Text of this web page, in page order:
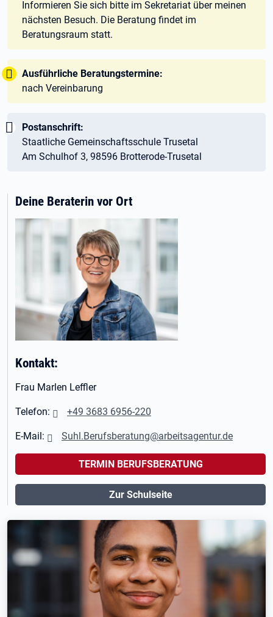
Informieren Sie sich bitte im Sekretariat über meinen
nächsten Besuch. Die Beratung findet im
Beratungsraum statt.
Tipp:
Ausführliche Beratungstermine:
nach Vereinbarung
Wichtig:
Postanschrift:
Staatliche Gemeinschaftsschule Trusetal
Am Schulhof 3, 98596 Brotterode-Trusetal
Deine Beraterin vor Ort
Kontakt:
Frau Marlen Leffler
Telefon: +49 3683 6956-220
E-Mail: Suhl.Berufsberatung@arbeitsagentur.de
TERMIN BERUFSBERATUNG
Zur Schulseite